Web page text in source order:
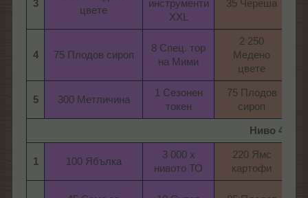
3
цвете​
инструменти
XXL​
35 Череша​
4 75 Плодов сироп​
8 Спец. тор
на Мими​
2 250
Медено
цвете​
5 300 Метличина​
1 Сезонен
токен​
75 Плодов
сироп​
Ниво 4
1 100 Ябълка​
3 000 х
нивото ТО​
220 Ямс
картофи​